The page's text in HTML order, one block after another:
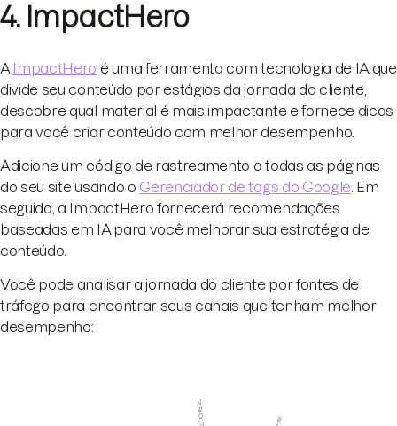
4. ImpactHero
A ImpactHero é uma ferramenta com tecnologia de IA que
divide seu conteúdo por estágios da jornada do cliente,
descobre qual material é mais impactante e fornece dicas
para você criar conteúdo com melhor desempenho.
Adicione um código de rastreamento a todas as páginas
do seu site usando o Gerenciador de tags do Google . Em
seguida, a ImpactHero fornecerá recomendações
baseadas em IA para você melhorar sua estratégia de
conteúdo.
Você pode analisar a jornada do cliente por fontes de
tráfego para encontrar seus canais que tenham melhor
desempenho: